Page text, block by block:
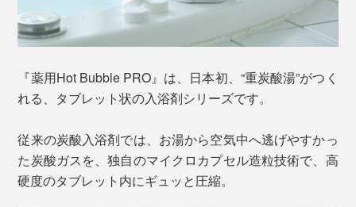
『薬用Hot Bubble PRO』は、日本初、“重炭酸湯”がつく
れる、タブレット状の入浴剤シリーズです。
従来の炭酸入浴剤では、お湯から空気中へ逃げやすかっ
た炭酸ガスを、独自のマイクロカプセル造粒技術で、高
硬度のタブレット内にギュッと圧縮。